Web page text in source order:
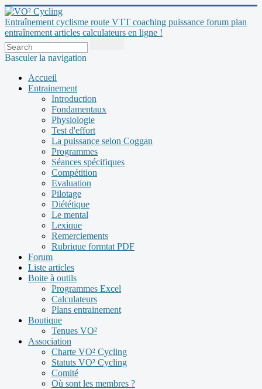
Entraînement cyclisme route VTT coaching puissance forum plan
entraînement articles calculateurs en ligne !
Basculer la navigation
Accueil
Entrainement
Introduction
Fondamentaux
Physiologie
Test d'effort
La puissance selon Coggan
Programmes
Séances spécifiques
Compétition
Evaluation
Pilotage
Diététique
Le mental
Lexique
Remerciements
Rubrique formtat PDF
Forum
Liste articles
Boite à outils
Programmes Excel
Calculateurs
Plans entrainement
Boutique
Tenues VO²
Association
Charte VO² Cycling
Statuts VO² Cycling
Comité
Où sont les membres ?